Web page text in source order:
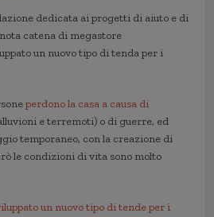
dedicata ai progetti di aiuto e di
catena di megastore
un nuovo tipo di tenda per i
perdono la casa a causa di
e terremoti) o di guerre, ed
temporaneo, con la creazione di
le condizioni di vita sono molto